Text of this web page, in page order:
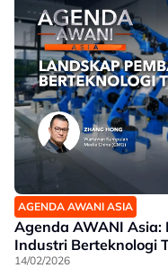
AGENDA AWANI ASIA
Agenda AWANI
Industri Berteknologi
14/02/2026